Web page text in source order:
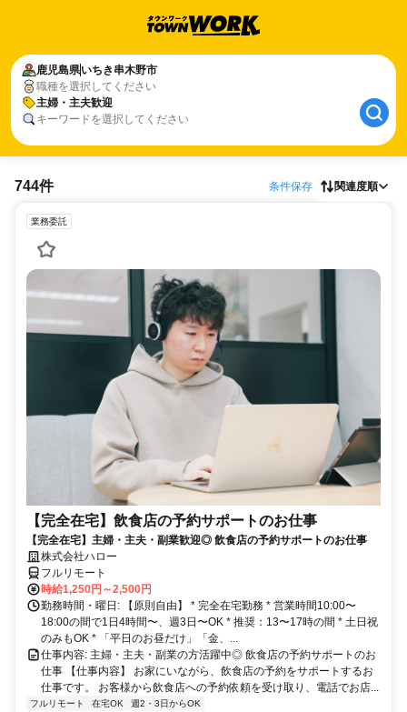
鹿児島県いちき串木野市
職種を選択してください
主婦・主夫歓迎
キーワードを選択してください
744件 条件保存 関連度順
業務委託
【完全在宅】飲食店の予約サポートのお仕事
【完全在宅】主婦・主夫・副業歓迎◎ 飲食店の予約サポートのお仕事
株式会社ハロー
フルリモート
時給1,250円～2,500円
勤務時間・曜日: 【原則自由】 * 完全在宅勤務 * 営業時間10:00〜
18:00の間で1日4時間〜、週3日〜OK * 推奨：13〜17時の間 * 土日祝
のみもOK * 「平日のお昼だけ」「金、...
仕事内容: 主婦・主夫・副業の方活躍中◎ 飲食店の予約サポートのお
仕事 【仕事内容】 お家にいながら、飲食店の予約をサポートするお
仕事です。 お客様から飲食店への予約依頼を受け取り、電話でお店...
フルリモート 在宅OK 週2・3日からOK